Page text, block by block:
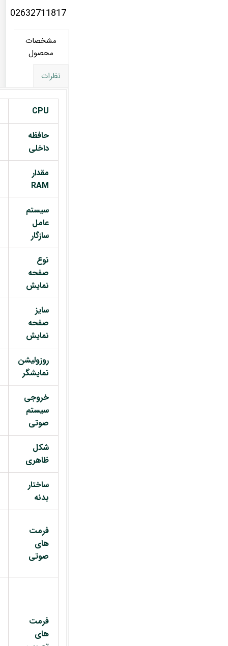
02632711817
مشخصات
محصول
نظرات
CPU
حافظه
داخلی
مقدار
RAM
سیستم
عامل
سازگار
نوع
صفحه
نمایش
سایز
صفحه
نمایش
روزولیشن
نمایشگر
خروجی
سیستم
صوتی
شکل
ظاهری
ساختار
بدنه
فرمت
های
صوتی
فرمت
های